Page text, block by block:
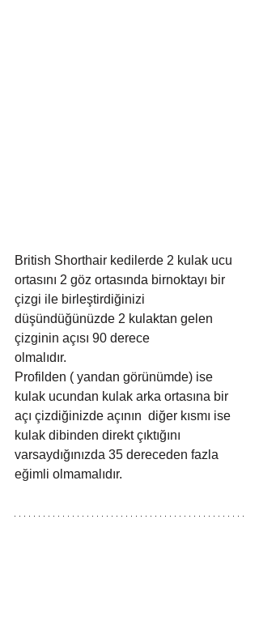
British Shorthair kedilerde 2 kulak ucu
ortasını 2 göz ortasında birnoktayı bir
çizgi ile birleştirdiğinizi
düşündüğünüzde 2 kulaktan gelen
çizginin açısı 90 derece
olmalıdır.
Profilden ( yandan görünümde) ise
kulak ucundan kulak arka ortasına bir
açı çizdiğinizde açının  diğer kısmı ise
kulak dibinden direkt çıktığını
varsaydığınızda 35 dereceden fazla
eğimli olmamalıdır.